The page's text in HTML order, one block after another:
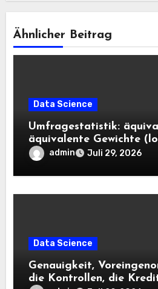
Ähnlicher Beitrag
Data Science
Umfragestatistik:
äquivalente Gewichte
admin Juli 29, 2026
Data Science
Genauigkeit,
die Kontrollen, die